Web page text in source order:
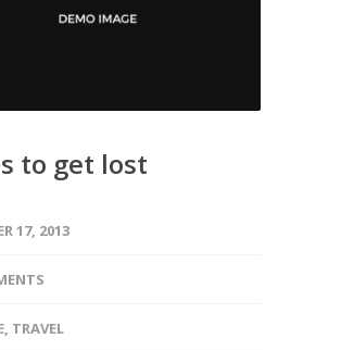
to get lost
17, 2013
, TRAVEL